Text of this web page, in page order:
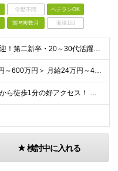
学歴不問 ベテランOK
賞与複数月 面接1回
《講師未経験大歓迎！第二新卒・20～30代活躍中》 ◆大卒以上 ◆何らかのITまたはゲーム業界のご経験をお持ちの方 ┗プログラマー・ゲーム企画経験者など、職種・経験年数は不問！ 業界経験者であればご
＜想定年収400万円～600万円＞ 月給24万円～45万円+各種手当+賞与年2回 ※超過分は別途支給 ※試用期間3ヶ月あり（期間中は講師手当は減額支給、その他の待遇に差異なし） ※固定残業代：時間外労
★「西武新宿駅」から徒歩1分の好アクセス！ 東京都新宿区百人町1-5-6 ※(変更の範囲)上記を除く当社関連勤務地
検討中に入れる